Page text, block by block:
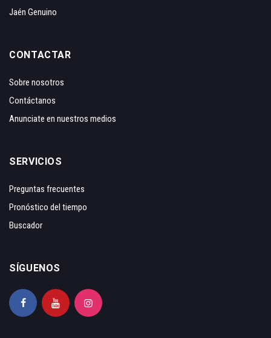
Jaén Genuino
CONTACTAR
Sobre nosotros
Contáctanos
Anunciate en nuestros medios
SERVICIOS
Preguntas frecuentes
Pronóstico del tiempo
Buscador
SÍGUENOS